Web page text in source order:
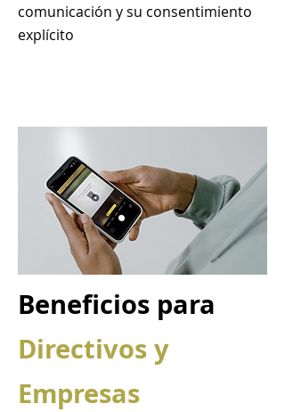
comunicación y su consentimiento
explícito
Beneficios para
Directivos y
Empresas